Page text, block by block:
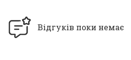
Відгуків поки немає